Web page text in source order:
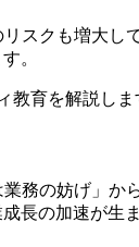
スクも増大
。
教育を解説しま
務の妨げ」
長の加速が生ま